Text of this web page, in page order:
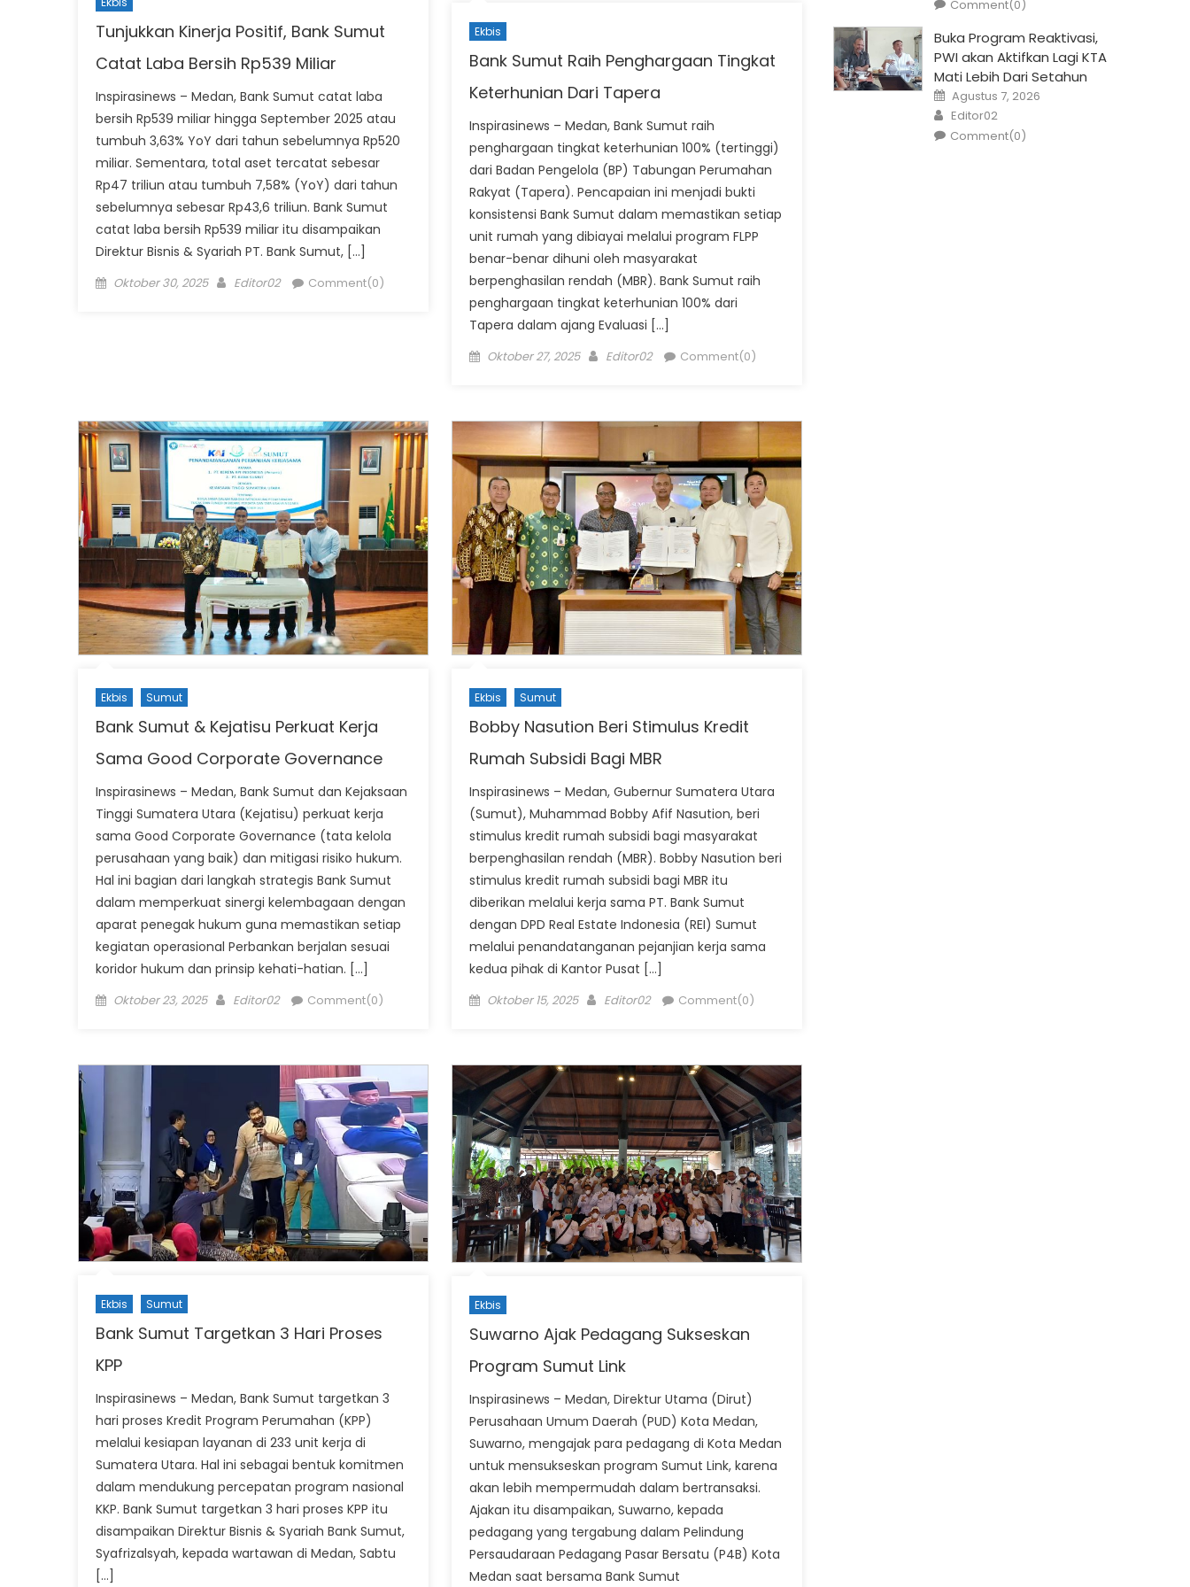
Tunjukkan Kinerja Positif, Bank Sumut
Catat Laba Bersih Rp539 Miliar
Inspirasinews – Medan, Bank Sumut catat laba
bersih Rp539 miliar hingga September 2025 atau
tumbuh 3,63% YoY dari tahun sebelumnya Rp520
miliar. Sementara, total aset tercatat sebesar
Rp47 triliun atau tumbuh 7,58% (YoY) dari tahun
sebelumnya sebesar Rp43,6 triliun. Bank Sumut
catat laba bersih Rp539 miliar itu disampaikan
Direktur Bisnis & Syariah PT. Bank Sumut, […]
Posted
Oktober 30, 2025 Author
Editor02 Comment(0)
Ekbis
Bank Sumut Raih Penghargaan Tingkat
Keterhunian Dari Tapera
Inspirasinews – Medan, Bank Sumut raih
penghargaan tingkat keterhunian 100% (tertinggi)
dari Badan Pengelola (BP) Tabungan Perumahan
Rakyat (Tapera). Pencapaian ini menjadi bukti
konsistensi Bank Sumut dalam memastikan setiap
unit rumah yang dibiayai melalui program FLPP
benar-benar dihuni oleh masyarakat
berpenghasilan rendah (MBR). Bank Sumut raih
penghargaan tingkat keterhunian 100% dari
Tapera dalam ajang Evaluasi […]
Posted
Oktober 27, 2025 Author
Editor02 Comment(0)
Ekbis Sumut
Bank Sumut & Kejatisu Perkuat Kerja
Sama Good Corporate Governance
Inspirasinews – Medan, Bank Sumut dan Kejaksaan
Tinggi Sumatera Utara (Kejatisu) perkuat kerja
sama Good Corporate Governance (tata kelola
perusahaan yang baik) dan mitigasi risiko hukum.
Hal ini bagian dari langkah strategis Bank Sumut
dalam memperkuat sinergi kelembagaan dengan
aparat penegak hukum guna memastikan setiap
kegiatan operasional Perbankan berjalan sesuai
koridor hukum dan prinsip kehati-hatian. […]
Posted
Oktober 23, 2025 Author
Editor02 Comment(0)
Ekbis Sumut
Bobby Nasution Beri Stimulus Kredit
Rumah Subsidi Bagi MBR
Inspirasinews – Medan, Gubernur Sumatera Utara
(Sumut), Muhammad Bobby Afif Nasution, beri
stimulus kredit rumah subsidi bagi masyarakat
berpenghasilan rendah (MBR). Bobby Nasution beri
stimulus kredit rumah subsidi bagi MBR itu
diberikan melalui kerja sama PT. Bank Sumut
dengan DPD Real Estate Indonesia (REI) Sumut
melalui penandatanganan pejanjian kerja sama
kedua pihak di Kantor Pusat […]
Posted
Oktober 15, 2025 Author
Editor02 Comment(0)
Ekbis Sumut
Bank Sumut Targetkan 3 Hari Proses
KPP
Inspirasinews – Medan, Bank Sumut targetkan 3
hari proses Kredit Program Perumahan (KPP)
melalui kesiapan layanan di 233 unit kerja di
Sumatera Utara. Hal ini sebagai bentuk komitmen
dalam mendukung percepatan program nasional
KKP. Bank Sumut targetkan 3 hari proses KPP itu
disampaikan Direktur Bisnis & Syariah Bank Sumut,
Syafrizalsyah, kepada wartawan di Medan, Sabtu
[…]
Ekbis
Suwarno Ajak Pedagang Sukseskan
Program Sumut Link
Inspirasinews – Medan, Direktur Utama (Dirut)
Perusahaan Umum Daerah (PUD) Kota Medan,
Suwarno, mengajak para pedagang di Kota Medan
untuk mensukseskan program Sumut Link, karena
akan lebih mempermudah dalam bertransaksi.
Ajakan itu disampaikan, Suwarno, kepada
pedagang yang tergabung dalam Pelindung
Persaudaraan Pedagang Pasar Bersatu (P4B) Kota
Medan saat bersama Bank Sumut
Comment(0)
Buka Program Reaktivasi,
PWI akan Aktifkan Lagi KTA
Mati Lebih Dari Setahun
Posted
on
Agustus 7, 2026
Author
Editor02
Comment(0)